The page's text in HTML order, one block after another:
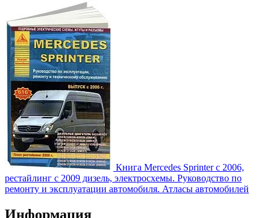
Книга Mercedes Sprinter с 2006,
рестайлинг с 2009 дизель, электросхемы. Руководство по
ремонту и эксплуатации автомобиля. Атласы автомобилей
Информация